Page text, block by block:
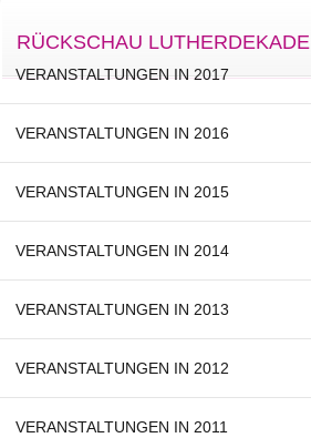
RÜCKSCHAU LUTHERDEKADE
VERANSTALTUNGEN IN 2017
VERANSTALTUNGEN IN 2016
VERANSTALTUNGEN IN 2015
VERANSTALTUNGEN IN 2014
VERANSTALTUNGEN IN 2013
VERANSTALTUNGEN IN 2012
VERANSTALTUNGEN IN 2011